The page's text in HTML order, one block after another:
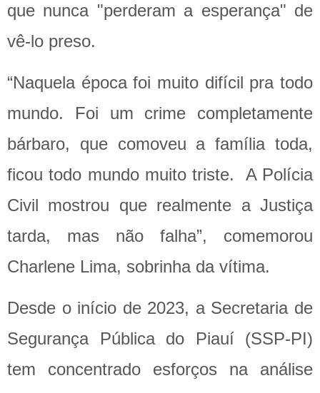
que nunca "perderam a esperança" de
vê-lo preso.
“Naquela época foi muito difícil pra todo
mundo. Foi um crime completamente
bárbaro, que comoveu a família toda,
ficou todo mundo muito triste. A Polícia
Civil mostrou que realmente a Justiça
tarda, mas não falha”, comemorou
Charlene Lima, sobrinha da vítima.
Desde o início de 2023, a Secretaria de
Segurança Pública do Piauí (SSP-PI)
tem concentrado esforços na análise